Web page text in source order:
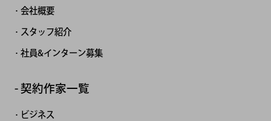
会社概要
スタッフ紹介
社員&インターン募集
契約作家一覧
ビジネス